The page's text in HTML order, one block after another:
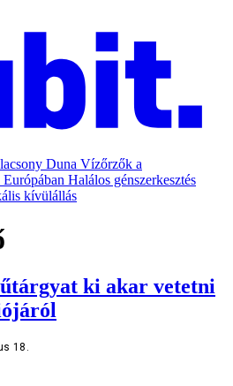
Duna Vízőrzők a
Halálos génszerkesztés
kívülállás
ki akar vetetni
18.